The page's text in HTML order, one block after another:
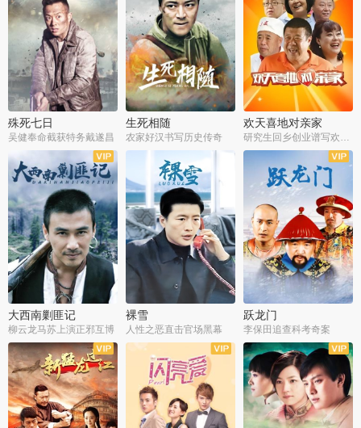
殊死七日
吴健奉命截获特务戴遂昌
生死相随
农家好汉书写历史传奇
欢天喜地对亲家
大西南剿匪记
柳云龙马苏上演正邪互博
全21集
裸雪
人性之恶直击官场黑幕
全30集
跃龙门
李保田追查科考奇案
全36集
全37集 全30集